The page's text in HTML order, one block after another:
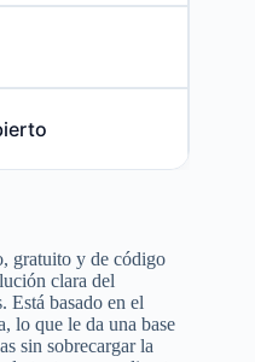
gratuito y de código
clara del
basado en el
lo que le da una base
sin sobrecargar la